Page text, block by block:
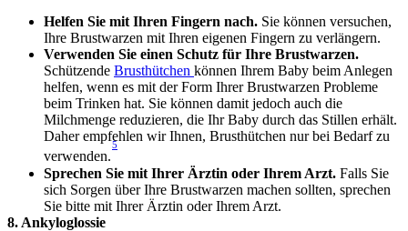
Helfen Sie mit Ihren Fingern nach. Sie können versuchen,
Ihre Brustwarzen mit Ihren eigenen Fingern zu verlängern.
Verwenden Sie einen Schutz für Ihre Brustwarzen.
Schützende Brusthütchen können Ihrem Baby beim Anlegen
helfen, wenn es mit der Form Ihrer Brustwarzen Probleme
beim Trinken hat. Sie können damit jedoch auch die
Milchmenge reduzieren, die Ihr Baby durch das Stillen erhält.
Daher empfehlen wir Ihnen, Brusthütchen nur bei Bedarf zu
verwenden.
5
Sprechen Sie mit Ihrer Ärztin oder Ihrem Arzt. Falls Sie
sich Sorgen über Ihre Brustwarzen machen sollten, sprechen
Sie bitte mit Ihrer Ärztin oder Ihrem Arzt.
8. Ankyloglossie